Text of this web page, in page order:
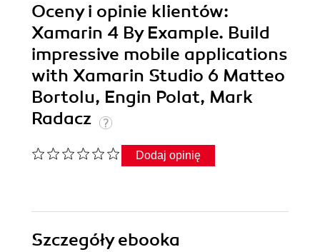
Oceny i opinie klientów:
Xamarin 4 By Example. Build
impressive mobile applications
with Xamarin Studio 6 Matteo
Bortolu, Engin Polat, Mark
Radacz
Dodaj opinię
Szczegółyebooka